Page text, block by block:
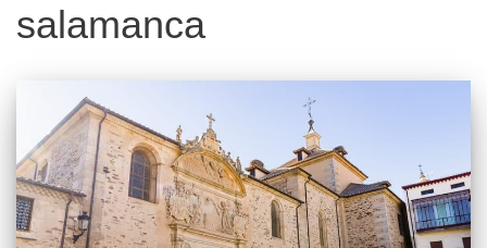
salamanca